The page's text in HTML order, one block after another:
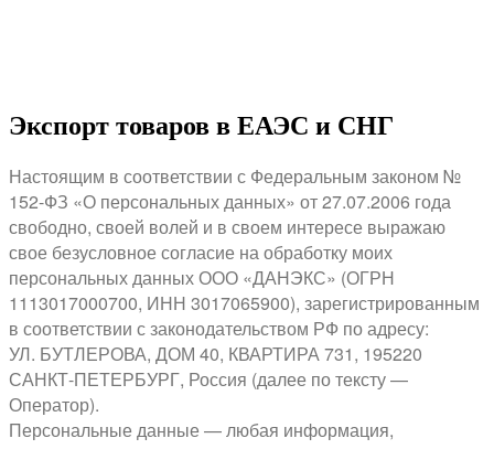
Экспорт товаров в ЕАЭС и СНГ
Настоящим в соответствии с Федеральным законом №
152-ФЗ «О персональных данных» от 27.07.2006 года
свободно, своей волей и в своем интересе выражаю
свое безусловное согласие на обработку моих
персональных данных ООО «ДАНЭКС» (ОГРН
1113017000700, ИНН 3017065900), зарегистрированным
в соответствии с законодательством РФ по адресу:
УЛ. БУТЛЕРОВА, ДОМ 40, КВАРТИРА 731, 195220
САНКТ-ПЕТЕРБУРГ, Россия (далее по тексту —
Оператор).
Персональные данные — любая информация,